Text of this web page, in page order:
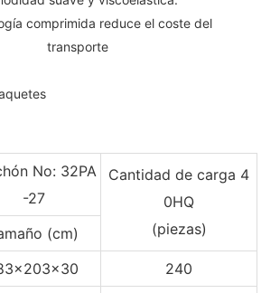
comprimida reduce el coste del
transporte
No: 32PA
-27
Cantidad de carga 4
0HQ
(piezas)
(cm)
240